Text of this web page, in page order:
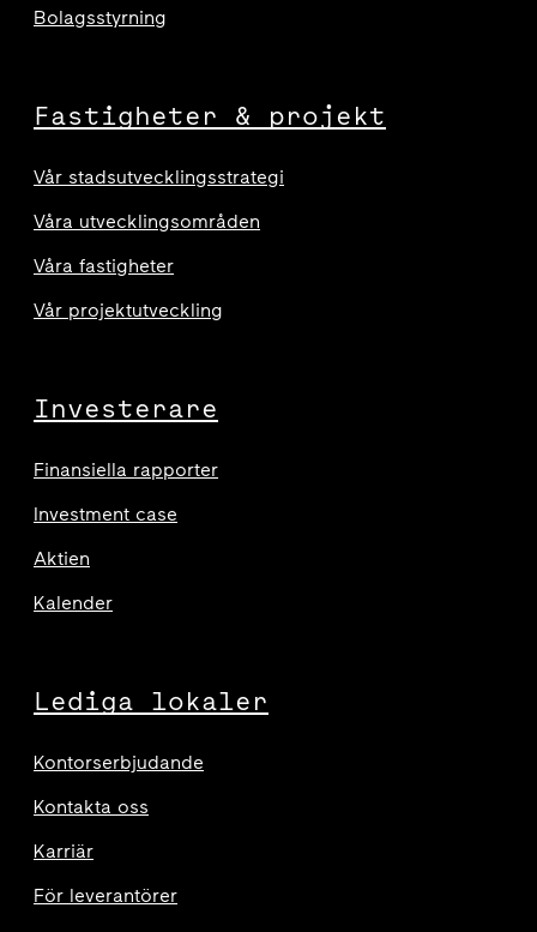
Bolagsstyrning
Fastigheter & projekt
Vår stadsutvecklingsstrategi
Våra utvecklingsområden
Våra fastigheter
Vår projektutveckling
Investerare
Finansiella rapporter
Investment case
Aktien
Kalender
Lediga lokaler
Kontorserbjudande
Kontakta oss
Karriär
För leverantörer